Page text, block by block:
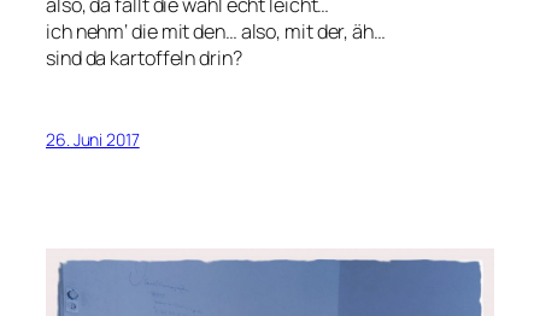
ich nehm‘ die mit den… also, mit der, äh…
sind da kartoffeln drin?
26. Juni 2017